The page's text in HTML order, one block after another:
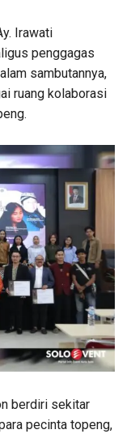
Irawati
penggagas
sambutannya,
ruang kolaborasi
berdiri sekitar
pecinta topeng,